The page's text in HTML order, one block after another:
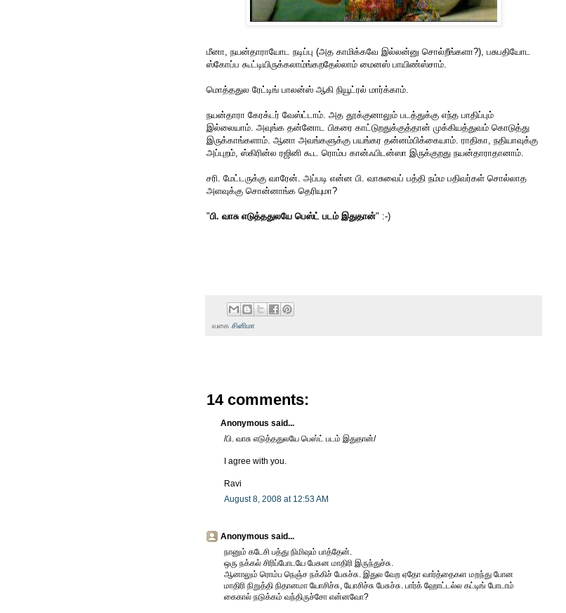
மீனா, நயன்தாராயோட நடிப்பு (அத காமிக்கவே இல்லன்னு சொல்றீங்களா?), பசுபதியோட
ஸ்கோப்ப கூட்டியிருக்கலாம்ங்கறதேல்லாம் மைனஸ் பாயிண்ஸ்சாம்.
மொத்ததுல ரேட்டிங் பாலன்ஸ் ஆகி நியூட்ரல் மார்க்காம்.
நயன்தாரா கேரக்டர் வேஸ்ட்டாம். அத தூக்குனாலும் படத்துக்கு எந்த பாதிப்பும்
இல்லையாம். அவுங்க தன்னோட பிகரை காட்டுறதுக்குத்தான் முக்கியத்துவம் கொடுத்து
இருக்காங்களாம். ஆனா அவங்களுக்கு பயங்கர தன்னம்பிக்கையாம். ராதிகா, நதியாவுக்கு
அப்புறம், ஸ்கிரின்ல ரஜினி கூட ரொம்ப கான்ஃபிடன்ஸா இருக்குறது நயன்தாராதானாம்.
சரி. மேட்டருக்கு வாரேன். அப்படி என்ன பி. வாசுவைப் பத்தி நம்ம பதிவர்கள் சொல்லாத
அளவுக்கு சொன்னாங்க தெரியுமா?
"பி. வாசு எடுத்ததுலயே பெஸ்ட் படம் இதுதான்" :-)
வகை சினிமா
14 comments:
Anonymous said...
/பி. வாசு எடுத்ததுலயே பெஸ்ட் படம் இதுதான்/
I agree with you.
Ravi
August 8, 2008 at 12:53 AM
Anonymous said...
நானும் கடேசி பத்து நிமிஷம் பாத்தேன்.
ஒரு நக்கல் சிரிப்போடயே பேசுன மாதிரி இருந்துச்சு.
ஆனாலும் ரொம்ப நெஞ்ச நக்கிச் பேசுச்சு. இதுல வேற ஏதோ வார்த்தைகள மறந்து போன
மாதிரி நிறுத்தி நிதானமா யோசிச்சு, யோசிச்சு பேசுச்சு. பார்க் ஹோட்டல்ல கட்டிங் போடாம்
கைகால் நடுக்கம் வந்திருச்சோ என்னவோ?